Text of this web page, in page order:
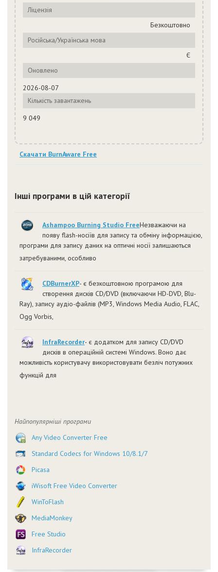
Ліцензія
Безкоштовно
Російська/Українська мова
Є
Оновлено
2026-08-07
Кількість завантажень
9 049
Скачати BurnAware Free
Інші програми в цій категорії
Ashampoo Burning Studio FreeНезважаючи на
появу flash-носіїв для запису та обміну інформацією,
програми для запису даних на оптичні носії залишаються
затребуваними, особливо
CDBurnerXP- є безкоштовною програмою для
створення дисків CD/DVD (включаючи HD-DVD, Blu-
Ray), запису аудіо-файлів (MP3, Windows Media Audio, FLAC,
Ogg Vorbis,
InfraRecorder- є додатком для запису CD/DVD
дисків в операційній системі Windows. Воно дає
можливість користувачу використовувати безліч потужних
функцій для
Найпопулярніші програми
Any Video Converter Free
Standard Codecs for Windows 10/8.1/7
Picasa
iWisoft Free Video Converter
WinToFlash
MediaMonkey
Free Studio
InfraRecorder